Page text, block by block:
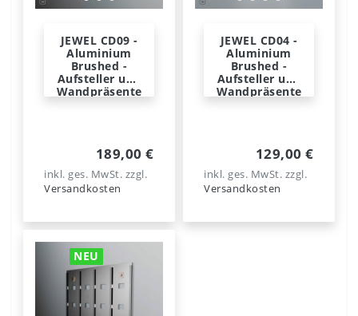
JEWEL CD09 -
Aluminium
Brushed -
Aufsteller und
Wandpräsente
189,00 €
inkl. ges. MwSt. zzgl.
Versandkosten
JEWEL CD04 -
Aluminium
Brushed -
Aufsteller und
Wandpräsente
129,00 €
inkl. ges. MwSt. zzgl.
Versandkosten
NEU